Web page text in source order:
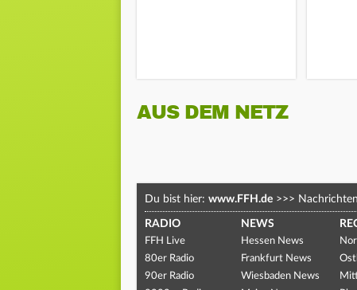
AUS DEM NETZ
Du bist hier: www.FFH.de >>> Nachrichten
RADIO
FFH Live
80er Radio
90er Radio
NEWS
Hessen News
Frankfurt News
Wiesbaden News